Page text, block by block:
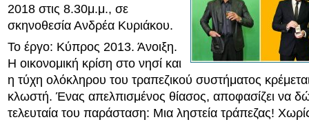
2018 στις 8.30μ.μ., σε
σκηνοθεσία Ανδρέα Κυριάκου.
Το έργο: Κύπρος 2013. Άνοιξη.
Η οικονομική κρίση στο νησί και
η τύχη ολόκληρου του τραπεζικού συστήματος
κλωστή. Ένας απελπισμένος θίασος, αποφασίζει να
τελευταία του παράσταση: Μια ληστεία τράπεζας!